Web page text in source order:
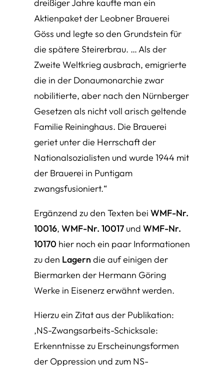
dreißiger Jahre kaufte man ein
Aktienpaket der Leobner Brauerei
Göss und legte so den Grundstein für
die spätere Steirerbrau. … Als der
Zweite Weltkrieg ausbrach, emigrierte
die in der Donaumonarchie zwar
nobilitierte, aber nach den Nürnberger
Gesetzen als nicht voll arisch geltende
Familie Reininghaus. Die Brauerei
geriet unter die Herrschaft der
Nationalsozialisten und wurde 1944 mit
der Brauerei in Puntigam
zwangsfusioniert.“
Ergänzend zu den Texten bei WMF-Nr.
10016, WMF-Nr. 10017 und WMF-Nr.
10170 hier noch ein paar Informationen
zu den Lagern die auf einigen der
Biermarken der Hermann Göring
Werke in Eisenerz erwähnt werden.
Hierzu ein Zitat aus der Publikation:
‚NS-Zwangsarbeits-Schicksale:
Erkenntnisse zu Erscheinungsformen
der Oppression und zum NS-